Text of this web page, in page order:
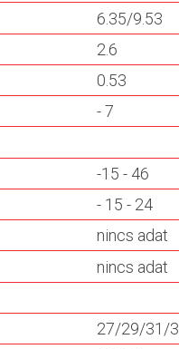
6.35/9.53
2.6
0.53
- 7
-15 - 46
- 15 - 24
nincs adat
nincs adat
27/29/31/